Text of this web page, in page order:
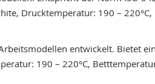
Drucktemperatur: 190 – 220°C,
entwickelt. Bietet
190 – 220°C,